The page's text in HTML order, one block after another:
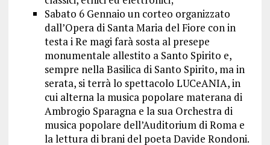
Sabato 6 Gennaio un corteo organizzato
dall’Opera di Santa Maria del Fiore con in
testa i Re magi farà sosta al presepe
monumentale allestito a Santo Spirito e,
sempre nella Basilica di Santo Spirito, ma in
serata, si terrà lo spettacolo LUCeANIA, in
cui alterna la musica popolare materana di
Ambrogio Sparagna e la sua Orchestra di
musica popolare dell’Auditorium di Roma e
la lettura di brani del poeta Davide Rondoni.